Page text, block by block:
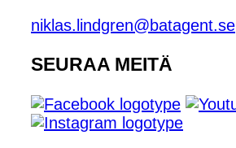
niklas.lindgren@batagent.se
SEURAA MEITÄ